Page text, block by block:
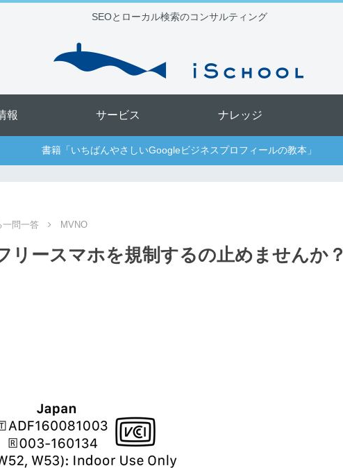
SEOとローカル検索のコンサルティング
報 サービス ナレッジ
書籍「いちばんやさしいGoogleビジネスプロフィールの教本」
一問一答 MVNO
リースマホを規制するの止めませんか？